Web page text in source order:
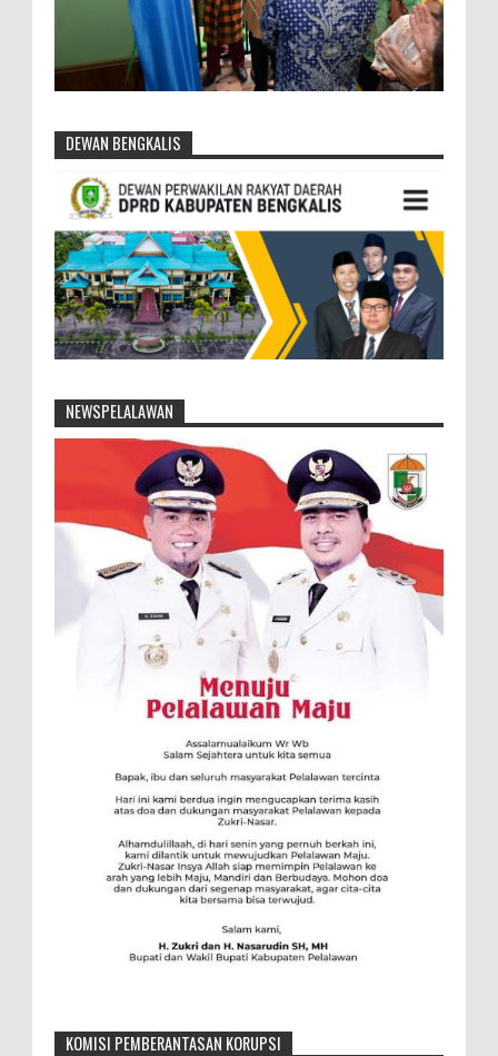
DEWAN BENGKALIS
NEWSPELALAWAN
KOMISI PEMBERANTASAN KORUPSI